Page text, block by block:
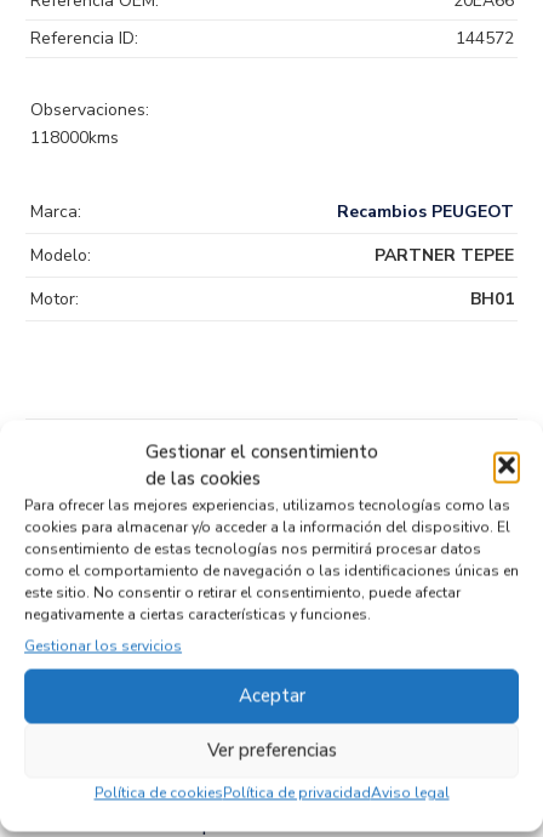
Gestionar el consentimiento
de las cookies
Para ofrecer las mejores experiencias, utilizamos tecnologías como las
cookies para almacenar y/o acceder a la información del dispositivo. El
consentimiento de estas tecnologías nos permitirá procesar datos
como el comportamiento de navegación o las identificaciones únicas en
este sitio. No consentir o retirar el consentimiento, puede afectar
negativamente a ciertas características y funciones.
Gestionar los servicios
Aceptar
Ver preferencias
Política de cookiesPolítica de privacidadAviso legal
Referencia ID:
144572
Observaciones:
118000kms
Marca:
Recambios PEUGEOT
Modelo:
PARTNER TEPEE
Motor:
BH01
Productos relacionados
PALANCA CAMBIO 9807503180
Recambios PEUGEOTPARTNER TEPEE BH01
Referencia ID:
144638
Referencia OEM: 9807503180
72,95€ (IVA no incluído)